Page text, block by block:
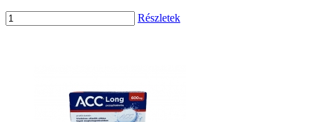
Részletek